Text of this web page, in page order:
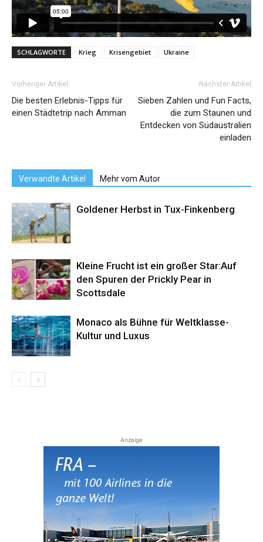
SCHLAGWORTE Krieg Krisengebiet Ukraine
Vorheriger Artikel
Die besten Erlebnis-Tipps für
einen Städtetrip nach Amman
Nächster Artikel
Sieben Zahlen und Fun Facts,
die zum Staunen und
Entdecken von Südaustralien
einladen
Verwandte Artikel Mehr vom Autor
Goldener Herbst in Tux-Finkenberg
Kleine Frucht ist ein großer Star:Auf
den Spuren der Prickly Pear in
Scottsdale
Monaco als Bühne für Weltklasse-
Kultur und Luxus
Anzeige